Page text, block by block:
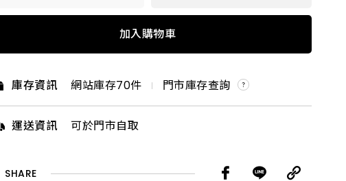
4"* 240#
加入購物車
庫存資訊 網站庫存70件 門市庫存查詢
運送資訊 可於門市自取
SHARE